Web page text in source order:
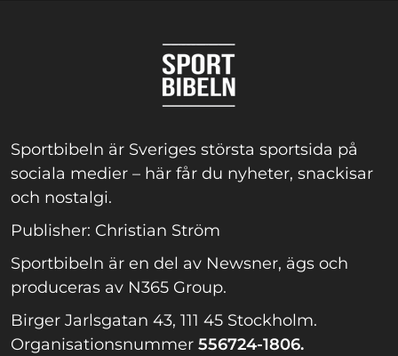
Sportbibeln är Sveriges största sportsida på
sociala medier – här får du nyheter, snackisar
och nostalgi.
Publisher: Christian Ström
Sportbibeln är en del av Newsner, ägs och
produceras av N365 Group.
Birger Jarlsgatan 43, 111 45 Stockholm.
Organisationsnummer 556724-1806.